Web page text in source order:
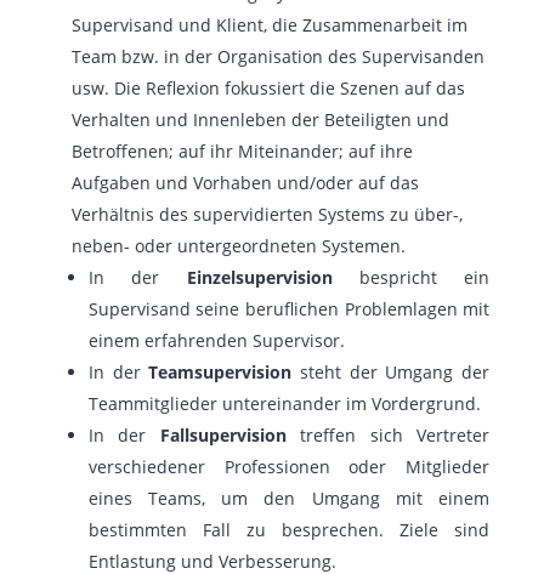
Supervisand und Klient, die Zusammenarbeit im
Team bzw. in der Organisation des Supervisanden
usw. Die Reflexion fokussiert die Szenen auf das
Verhalten und Innenleben der Beteiligten und
Betroffenen; auf ihr Miteinander; auf ihre
Aufgaben und Vorhaben und/oder auf das
Verhältnis des supervidierten Systems zu über-,
neben- oder untergeordneten Systemen.
In der Einzelsupervisionbespricht ein
Supervisand seine beruflichen Problemlagen mit
einem erfahrenden Supervisor.
In derTeamsupervision steht der Umgang der
Teammitglieder untereinander im Vordergrund.
In der Fallsupervisiontreffen sich Vertreter
verschiedener Professionen oder Mitglieder
eines Teams, um den Umgang mit einem
bestimmten Fall zu besprechen. Ziele sind
Entlastung und Verbesserung.